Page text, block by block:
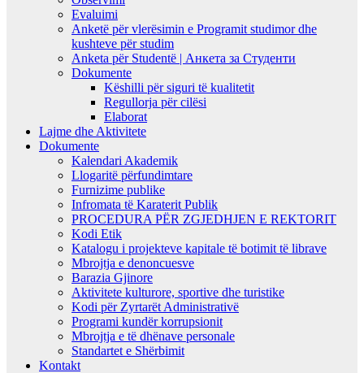
Evaluimi
Anketë për vlerësimin e Programit studimor dhe
kushteve për studim
Anketa për Studentë | Анкета за Студенти
Dokumente
Këshilli për siguri të kualitetit
Regullorja për cilësi
Elaborat
Lajme dhe Aktivitete
Dokumente
Kalendari Akademik
Llogaritë përfundimtare
Furnizime publike
Infromata të Karaterit Publik
PROCEDURA PËR ZGJEDHJEN E REKTORIT
Kodi Etik
Katalogu i projekteve kapitale të botimit të librave
Mbrojtja e denoncuesve
Barazia Gjinore
Aktivitete kulturore, sportive dhe turistike
Kodi për Zyrtarët Administrativë
Programi kundër korrupsionit
Mbrojtja e të dhënave personale
Standartet e Shërbimit
Kontakt